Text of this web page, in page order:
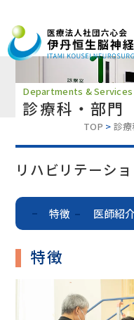
Departments & Services
診療科・部門
TOP 診
リハビリテーシ
特徴 医師紹
特徴